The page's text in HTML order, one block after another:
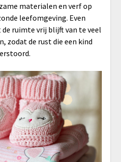
materialen en verf op
leefomgeving. Even
ruimte vrij blijft van te veel
zodat de rust die een kind